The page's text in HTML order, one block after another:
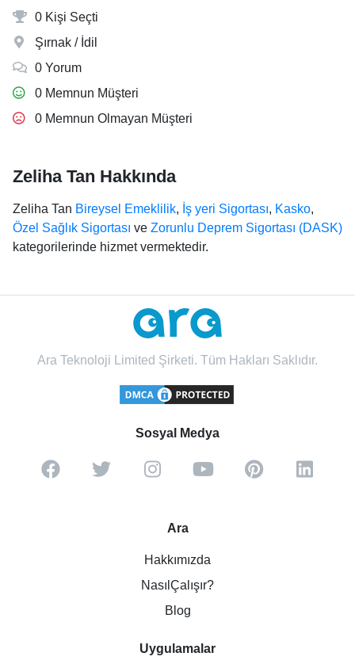
0 Kişi Seçti
Şırnak / İdil
0 Yorum
0 Memnun Müşteri
0 Memnun Olmayan Müşteri
Zeliha Tan Hakkında
Zeliha Tan Bireysel Emeklilik, İş yeri Sigortası, Kasko,
Özel Sağlık Sigortası ve Zorunlu Deprem Sigortası (DASK)
kategorilerinde hizmet vermektedir.
Ara Teknoloji Limited Şirketi. Tüm Hakları Saklıdır.
Sosyal Medya
Ara
Hakkımızda
NasılÇalışır?
Blog
Uygulamalar